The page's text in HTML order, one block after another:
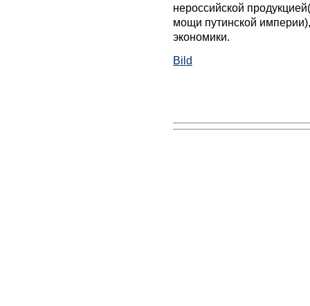
нероссийской
мощи путинской империи),
экономики.
Bild